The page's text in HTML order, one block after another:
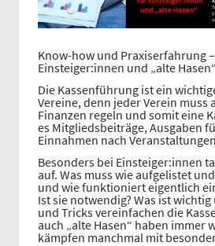
Know-how und Praxiserfahrung
Einsteiger:innen und „alte Hasen“
Die Kassenführung ist ein
Vereine, denn jeder Verein muss
Finanzen regeln und somit eine
es Mitgliedsbeiträge, Ausgaben
Einnahmen nach
Besonders bei Einsteiger:innen
auf. Was muss wie aufgelistet
und wie funktioniert eigentlich
Ist sie notwendig? Was ist
und Tricks vereinfachen die
auch „alte Hasen“ haben immer
kämpfen manchmal mit